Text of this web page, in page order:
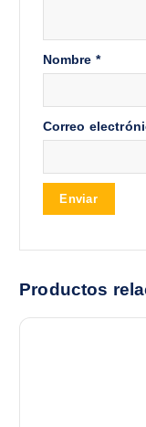
Nombre *
Correo
Productos